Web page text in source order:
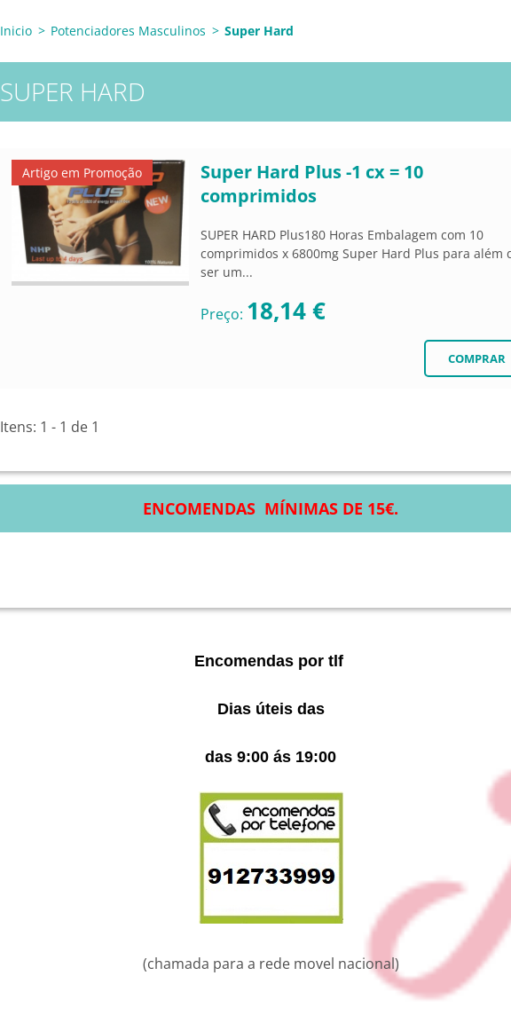
Inicio > Potenciadores Masculinos > Super Hard
SUPER HARD
Super Hard Plus -1 cx = 10
comprimidos
Artigo em Promoção
SUPER HARD Plus180 Horas Embalagem com 10
comprimidos x 6800mg Super Hard Plus para além
ser um...
Preço: 18,14 €
Itens: 1 - 1 de 1
ENCOMENDAS MÍNIMAS DE 15€.
Encomendas por tlf
Dias úteis das
das 9:00 ás 19:00
(chamada para a rede movel nacional)